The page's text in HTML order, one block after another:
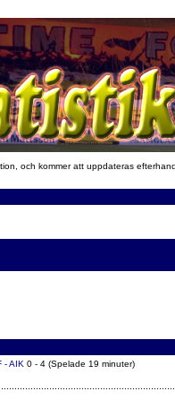
och kommer att uppdateras
- AIK 0 - 4 (Spelade 19 minuter)